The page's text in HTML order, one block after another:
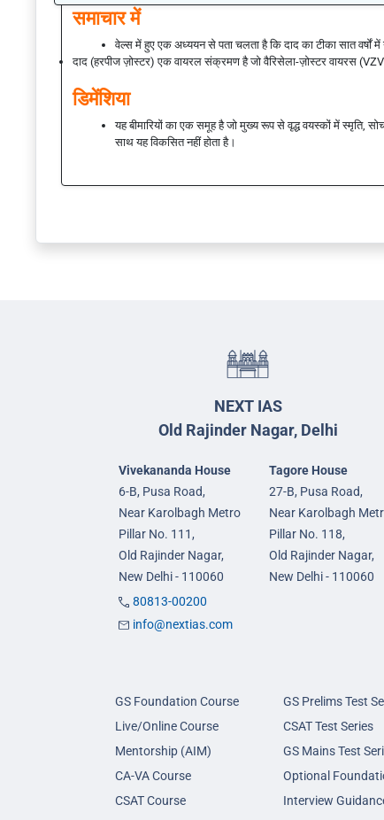
समाचार में
वेल्स में हुए एक अध्ययन से पता चलता है कि दाद का टीका सात
दाद (हरपीज ज़ोस्टर) एक वायरल संक्रमण है जो वैरिसेला-ज़ोस्टर वायरस
डिमेंशिया
यह बीमारियों का एक समूह है जो मुख्य रूप से वृद्ध वयस्कों में स्मृति,
साथ यह विकसित नहीं होता है।
NEXT IAS
Old Rajinder Nagar, Delhi
Vivekananda House
6-B, Pusa Road,
Near Karolbagh Metro
Pillar No. 111,
Old Rajinder Nagar,
New Delhi - 110060
Tagore House
27-B, Pusa Road,
Near Karolbagh
Pillar No. 118,
Old Rajinder Nagar,
New Delhi - 110060
80813-00200
info@nextias.com
GS Foundation Course
Live/Online Course
Mentorship (AIM)
CA-VA Course
CSAT Course
GS Prelims Test
CSAT Test Series
GS Mains Test
Optional
Interview